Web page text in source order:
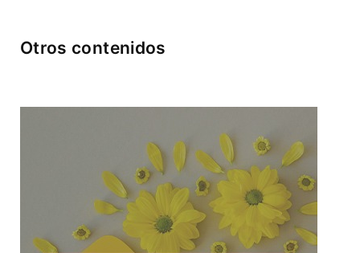
Otros contenidos